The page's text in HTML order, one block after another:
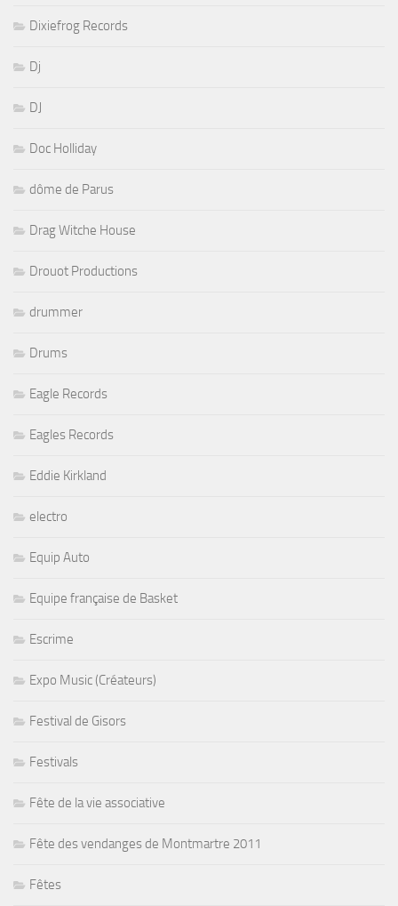
Dixiefrog Records
Dj
DJ
Doc Holliday
dôme de Parus
Drag Witche House
Drouot Productions
drummer
Drums
Eagle Records
Eagles Records
Eddie Kirkland
electro
Equip Auto
Equipe française de Basket
Escrime
Expo Music (Créateurs)
Festival de Gisors
Festivals
Fête de la vie associative
Fête des vendanges de Montmartre 2011
Fêtes